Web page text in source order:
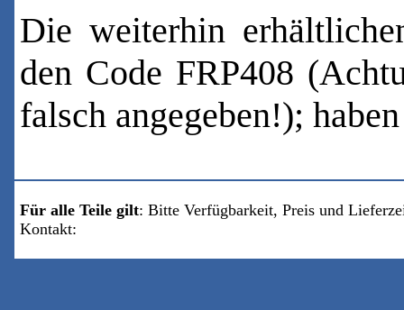
Die weiterhin
den Code FRP408
falsch angegeben!);
Für alle Teile gilt: Bitte Verfügbarkeit, Preis und
Kontakt: